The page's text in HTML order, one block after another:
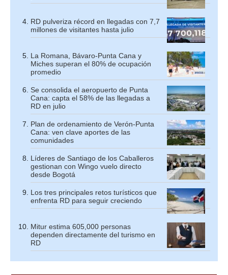
RD pulveriza récord en llegadas con 7,7
millones de visitantes hasta julio
La Romana, Bávaro-Punta Cana y
Miches superan el 80% de ocupación
promedio
Se consolida el aeropuerto de Punta
Cana: capta el 58% de las llegadas a
RD en julio
Plan de ordenamiento de Verón-Punta
Cana: ven clave aportes de las
comunidades
Líderes de Santiago de los Caballeros
gestionan con Wingo vuelo directo
desde Bogotá
Los tres principales retos turísticos que
enfrenta RD para seguir creciendo
Mitur estima 605,000 personas
dependen directamente del turismo en
RD